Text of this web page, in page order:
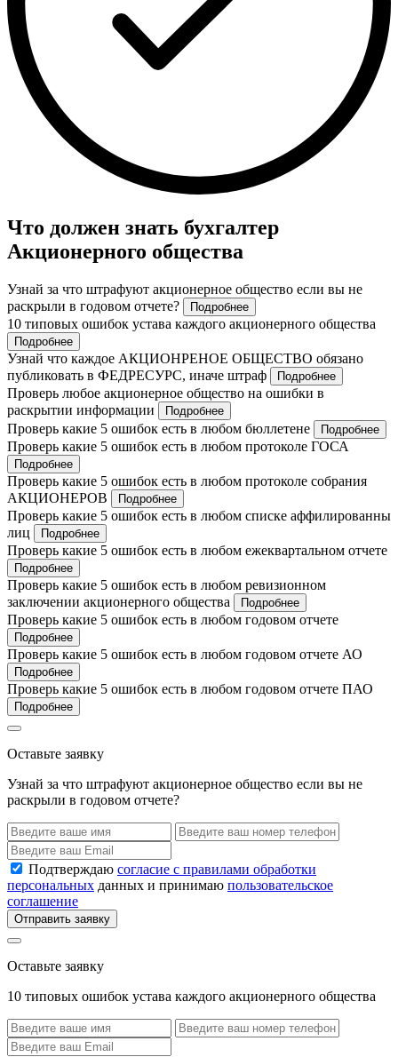
Что должен знать бухгалтер
Акционерного общества
Узнай за что штрафуют акционерное общество если вы не
раскрыли в годовом отчете?
Подробнее
10 типовых ошибок устава каждого акционерного общества
Подробнее
Узнай что каждое АКЦИОНРЕНОЕ ОБЩЕСТВО обязано
публиковать в ФЕДРЕСУРС, иначе штраф
Подробнее
Проверь любое акционерное общество на ошибки в
раскрытии информации
Подробнее
Проверь какие 5 ошибок есть в любом бюллетене Подробнее
Проверь какие 5 ошибок есть в любом протоколе ГОСА
Подробнее
Проверь какие 5 ошибок есть в любом протоколе собрания
АКЦИОНЕРОВ
Подробнее
Проверь какие 5 ошибок есть в любом списке аффилированны
лиц
Подробнее
Проверь какие 5 ошибок есть в любом ежеквартальном отчете
Подробнее
Проверь какие 5 ошибок есть в любом ревизионном
заключении акционерного общества
Подробнее
Проверь какие 5 ошибок есть в любом годовом отчете
Подробнее
Проверь какие 5 ошибок есть в любом годовом отчете АО
Подробнее
Проверь какие 5 ошибок есть в любом годовом отчете ПАО
Подробнее
Оставьте заявку
Узнай за что штрафуют акционерное общество если вы не
раскрыли в годовом отчете?
Подтверждаю согласие с правилами обработки
персональных данных и принимаю пользовательское
соглашение
Отправить заявку
Оставьте заявку
10 типовых ошибок устава каждого акционерного общества